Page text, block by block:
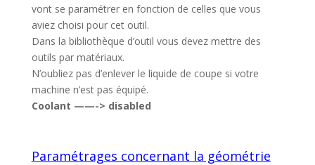
vont se paramétrer en fonction de celles que vous
aviez choisi pour cet outil.
Dans la bibliothèque d’outil vous devez mettre des
outils par matériaux.
N’oubliez pas d’enlever le liquide de coupe si votre
machine n’est pas équipé.
Coolant ——-> disabled
Paramétrages concernant la géométrie